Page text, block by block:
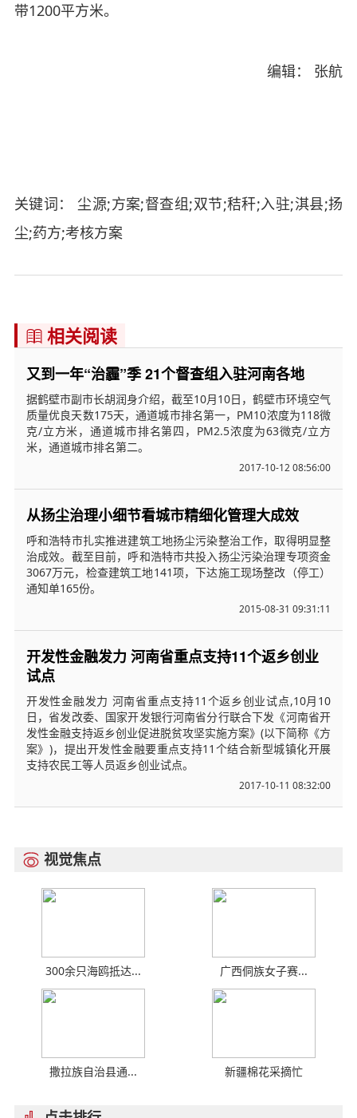
带1200平方米。
编辑： 张航
关键词： 尘源;方案;督查组;双节;秸秆;入驻;淇县;扬
尘;药方;考核方案
 相关阅读
又到一年“治霾”季 21个督查组入驻河南各地
据鹤壁市副市长胡润身介绍，截至10月10日，鹤壁市环境空气
质量优良天数175天，通道城市排名第一，PM10浓度为118微
克/立方米，通道城市排名第四，PM2.5浓度为63微克/立方
米，通道城市排名第二。
2017-10-12 08:56:00
从扬尘治理小细节看城市精细化管理大成效
呼和浩特市扎实推进建筑工地扬尘污染整治工作，取得明显整
治成效。截至目前，呼和浩特市共投入扬尘污染治理专项资金
3067万元，检查建筑工地141项，下达施工现场整改（停工）
通知单165份。
2015-08-31 09:31:11
开发性金融发力 河南省重点支持11个返乡创业
试点
开发性金融发力 河南省重点支持11个返乡创业试点,10月10
日，省发改委、国家开发银行河南省分行联合下发《河南省开
发性金融支持返乡创业促进脱贫攻坚实施方案》(以下简称《方
案》)，提出开发性金融要重点支持11个结合新型城镇化开展
支持农民工等人员返乡创业试点。
2017-10-11 08:32:00
 视觉焦点
300余只海鸥抵达... 广西侗族女子赛...
撒拉族自治县通... 新疆棉花采摘忙